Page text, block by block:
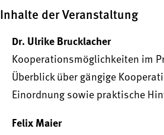
Inhalte der Veranstaltung
Dr. Ulrike Brucklacher
Kooperationsmöglichkeiten im
Überblick über gängige
Einordnung sowie praktische
Felix Maier